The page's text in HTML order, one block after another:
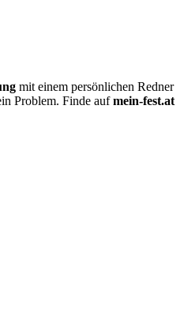
mit einem persönlichen Redner
Problem. Finde aufmein-fest.at